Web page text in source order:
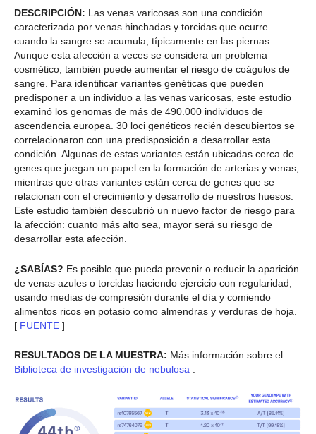
DESCRIPCIÓN: Las venas varicosas son una condición
caracterizada por venas hinchadas y torcidas que ocurre
cuando la sangre se acumula, típicamente en las piernas.
Aunque esta afección a veces se considera un problema
cosmético, también puede aumentar el riesgo de coágulos de
sangre. Para identificar variantes genéticas que pueden
predisponer a un individuo a las venas varicosas, este estudio
examinó los genomas de más de 490.000 individuos de
ascendencia europea. 30 loci genéticos recién descubiertos se
correlacionaron con una predisposición a desarrollar esta
condición. Algunas de estas variantes están ubicadas cerca de
genes que juegan un papel en la formación de arterias y venas,
mientras que otras variantes están cerca de genes que se
relacionan con el crecimiento y desarrollo de nuestros huesos.
Este estudio también descubrió un nuevo factor de riesgo para
la afección: cuanto más alto sea, mayor será su riesgo de
desarrollar esta afección.
¿SABÍAS? Es posible que pueda prevenir o reducir la aparición
de venas azules o torcidas haciendo ejercicio con regularidad,
usando medias de compresión durante el día y comiendo
alimentos ricos en potasio como almendras y verduras de hoja.
[ FUENTE ]
RESULTADOS DE LA MUESTRA: Más información sobre el
Biblioteca de investigación de nebulosa